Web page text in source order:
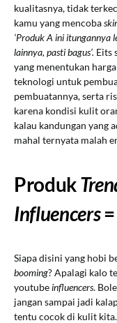
kualitasnya, tidak
kamu yang mencoba
‘Produk A ini itungannya
lainnya, pasti bagus’. Eits
yang menentukan
teknologi untuk
pembuatannya, serta
karena kondisi kulit
kalau kandungan yang
mahal ternyata malah
Produk
Influencers=
Siapa disini yang hobi
booming? Apalagi kalo
youtubeinfluencers.
jangan sampai jadi
tentu cocok di kulit